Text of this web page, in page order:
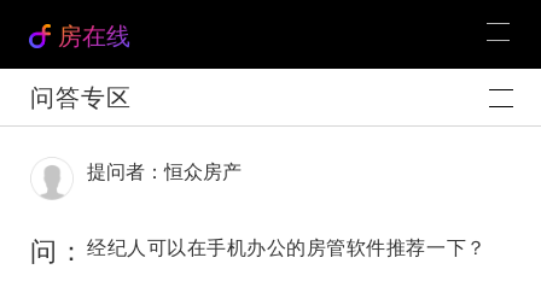
房在线
问答专区
提问者：恒众房产
问： 经纪人可以在手机办公的房管软件推荐一下？